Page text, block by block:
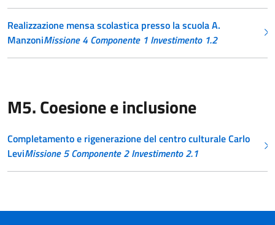
Realizzazione mensa scolastica presso la scuola A.
ManzoniMissione 4 Componente 1 Investimento 1.2
M5. Coesione e inclusione
Completamento e rigenerazione del centro culturale Carlo
LeviMissione 5 Componente 2 Investimento 2.1